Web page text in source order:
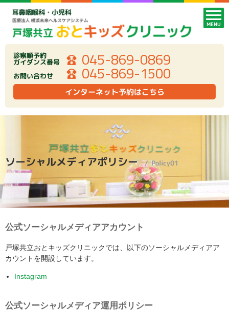
診察順予約
ガイダンス番号 045-869-0869
お問い合わせ 045-869-1500
インターネット予約はこちら
MENU
ソーシャルメディアポリシー Policy01
公式ソーシャルメディアアカウント
戸塚共立おとキッズクリニックでは、以下のソーシャルメディアア
カウントを開設しています。
Instagram
公式ソーシャルメディア運用ポリシー